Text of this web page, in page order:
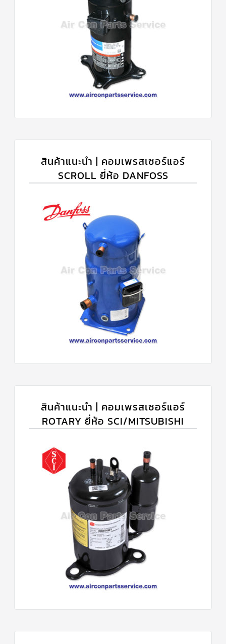
สินค้าแนะนำ | คอมเพรสเซอร์แอร์
SCROLL ยี่ห้อ DANFOSS
สินค้าแนะนำ | คอมเพรสเซอร์แอร์
ROTARY ยี่ห้อ SCI/MITSUBISHI